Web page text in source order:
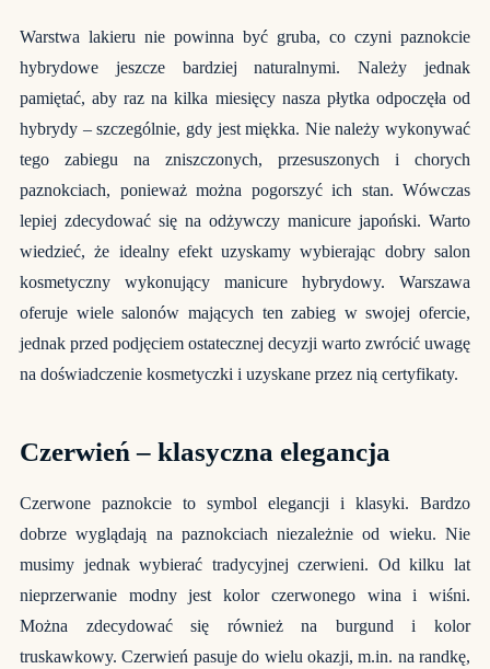
Warstwa lakieru nie powinna być gruba, co czyni paznokcie
hybrydowe jeszcze bardziej naturalnymi. Należy jednak
pamiętać, aby raz na kilka miesięcy nasza płytka odpoczęła od
hybrydy – szczególnie, gdy jest miękka. Nie należy wykonywać
tego zabiegu na zniszczonych, przesuszonych i chorych
paznokciach, ponieważ można pogorszyć ich stan. Wówczas
lepiej zdecydować się na odżywczy manicure japoński. Warto
wiedzieć, że idealny efekt uzyskamy wybierając dobry salon
kosmetyczny wykonujący manicure hybrydowy. Warszawa
oferuje wiele salonów mających ten zabieg w swojej ofercie,
jednak przed podjęciem ostatecznej decyzji warto zwrócić uwagę
na doświadczenie kosmetyczki i uzyskane przez nią certyfikaty.
Czerwień – klasyczna elegancja
Czerwone paznokcie to symbol elegancji i klasyki. Bardzo
dobrze wyglądają na paznokciach niezależnie od wieku. Nie
musimy jednak wybierać tradycyjnej czerwieni. Od kilku lat
nieprzerwanie modny jest kolor czerwonego wina i wiśni.
Można zdecydować się również na burgund i kolor
truskawkowy. Czerwień pasuje do wielu okazji, m.in. na randkę,